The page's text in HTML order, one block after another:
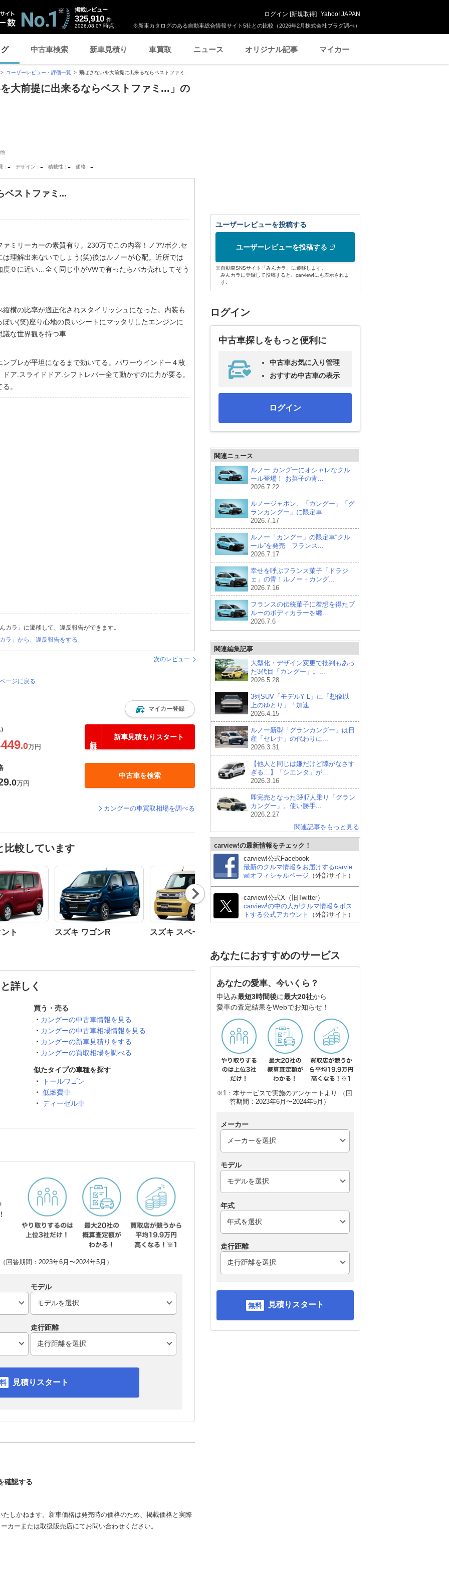
※新車カタログのある自動車総合情報サイト5社との比較（2026年2月株式会社プラグ調べ）
掲載レビュー
325,910 件
2026.08.07 時点
ログイン [新規取得] Yahoo! JAPAN
中古車検索 新車見積り 車買取 ニュース オリジナル記事 マイカー
ユーザーレビュー・評価一覧 飛ばさないを大前提に出来るならベストファミ...
大前提に出来るならベストファミ...」の
- デザイン - 積載性 - 価格 -
ベストファミ...
ミリーカーの素質有り。230万でこの内容！ノア/ボク.セ
理解出来ないでしょう(笑)後はルノーが心配。近所では
０に近い…全く同じ車がVWで有ったらバカ売れしてそう
横の比率が適正化されスタイリッシュになった。内装も
い(笑)座り心地の良いシートにマッタリしたエンジンに
議な世界観を持つ車
ブレが平坦になるまで効いてる。パワーウインドー４枚
ア.スライドドア.シフトレバー全て動かすのに力が要る。
。
カラ」に遷移して、違反報告ができます。
ラ」から、違反報告をする
次のレビュー
ージに戻る
マイカー登録
449.0万円
新車見積もりスタート
.0万円
中古車を検索
カングーの車買取相場を調べる
比較しています
ト スズキ ワゴンR スズキ スペーシア
Nex
t
詳しく
買う・売る
カングーの中古車情報を見る
カングーの中古車相場情報を見る
カングーの新車見積りをする
カングーの買取相場を調べる
似たタイプの車種を探す
トールワゴン
低燃費車
ディーゼル車
答期間：2023年6月〜2024年5月）
モデル
走行距離
見積りスタート
確認する
しかねます。新車価格は発売時の価格のため、掲載価格と実際
カーまたは取扱販売店にてお問い合わせください。
ユーザーレビューを投稿する
ユーザーレビューを投稿する
※自動車SNSサイト「みんカラ」に遷移します。
みんカラに登録して投稿すると、carview!にも表示されま
す。
ログイン
中古車探しをもっと便利に
中古車お気に入り管理
おすすめ中古車の表示
ログイン
関連ニュース
ルノー カングーにオシャレなクル
ール登場！ お菓子の青...
2026.7.22
ルノージャポン、「カングー」「グ
ランカングー」に限定車...
2026.7.17
ルノー「カングー」の限定車“クル
ール”を発売 フランス...
2026.7.17
幸せを呼ぶフランス菓子「ドラジ
ェ」の青！ルノー・カング...
2026.7.16
フランスの伝統菓子に着想を得たブ
ルーのボディカラーを纏...
2026.7.6
関連編集記事
大型化・デザイン変更で批判もあっ
た3代目「カングー」。...
2026.5.28
3列SUV「モデルY L」に「想像以
上のゆとり」「加速...
2026.4.15
ルノー新型「グランカングー」は日
産「セレナ」の代わりに...
2026.3.31
【他人と同じは嫌だけど隙がなさす
ぎる…】「シエンタ」が...
2026.3.16
即完売となった3列7人乗り「グラン
カングー」。使い勝手...
2026.2.27
関連記事をもっと見る
carview!の最新情報をチェック！
carview!公式Facebook
最新のクルマ情報をお届けするcarvie
w!オフィシャルページ （外部サイト）
carview!公式X（旧Twitter）
carview!の中の人がクルマ情報をポス
トする公式アカウント
（外部サイト）
あなたにおすすめのサービス
あなたの愛車、今いくら？
申込み最短3時間後に最大20社から
愛車の査定結果をWebでお知らせ！
※1：本サービスで実施のアンケートより （回
答期間：2023年6月〜2024年5月）
メーカー
モデル
年式
走行距離
見積りスタート